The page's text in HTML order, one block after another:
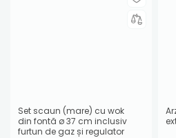
Set scaun (mare) cu wok
din fontă ø 37 cm inclusiv
furtun de gaz și regulator